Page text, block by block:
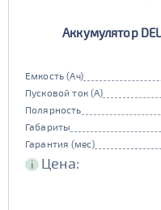
Аккумулятор
Емкость (Ач)
Пусковой ток (А)
Полярность
Габариты
Гарантия (мес)
i Цена: